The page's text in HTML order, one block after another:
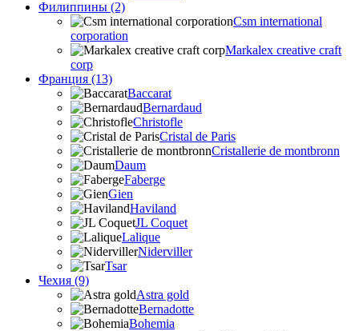
Филиппины (2)
Csm international
corporation
Markalex creative craft
corp
Франция (13)
Baccarat
Bernardaud
Christofle
Cristal de Paris
Cristallerie de montbronn
Daum
Faberge
Gien
Haviland
JL Coquet
Lalique
Niderviller
Tsar
Чехия (9)
Astra gold
Bernadotte
Bohemia